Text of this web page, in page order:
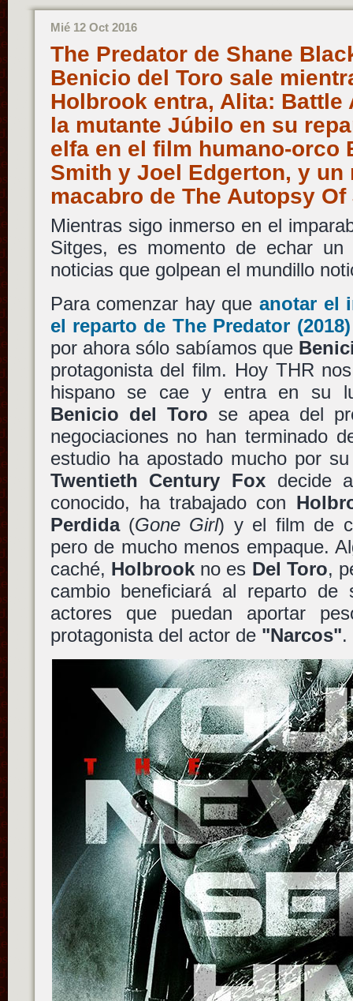
Mié 12 Oct 2016
The Predator de Shane
Benicio del Toro sale
Holbrook entra, Alita: Battle
la mutante Júbilo en su
elfa en el film humano-orco
Smith y Joel Edgerton, y un
macabro de The Autopsy
Mientras sigo inmerso en el
Sitges, es momento de echar
noticias que golpean el mundillo
Para comenzar hay queanotar el
el reparto de The Predator
por ahora sólo sabíamos que
protagonista del film. Hoy THR
hispano se cae y entra en su
Benicio del Toro se apea del
negociaciones no han terminado
estudio ha apostado mucho por
Twentieth Century Foxdecide
conocido, ha trabajado con
Perdida(Gone Girl) y el film de
pero de mucho menos empaque.
caché, Holbrookno es Del Toro,
cambio beneficiará al reparto de
actores que puedan aportar
protagonista del actor de "Narcos".